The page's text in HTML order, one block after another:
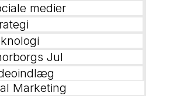
medier
Jul
Marketing